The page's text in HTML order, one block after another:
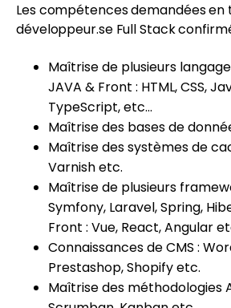
Les compétences demandées en
développeur.se Full Stack
Maîtrise de plusieurs
JAVA & Front : HTML, CSS,
TypeScript, etc…
Maîtrise des bases de
Maîtrise des systèmes de
Varnish etc.
Maîtrise de plusieurs
Symfony, Laravel, Spring,
Front : Vue, React, Angular
Connaissances de CMS :
Prestashop, Shopify etc.
Maîtrise des méthodologies